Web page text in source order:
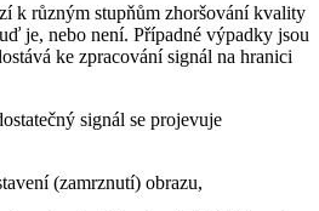
k různým stupňům zhoršování kvality
je, nebo není. Případné výpadky jsou
ke zpracování signál na hranici
signál se projevuje
(zamrznutí) obrazu,